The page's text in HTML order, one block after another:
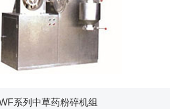
系列中草药粉碎机组